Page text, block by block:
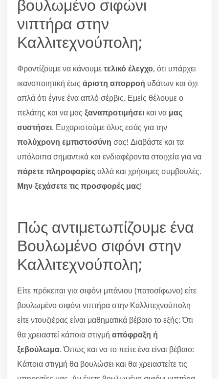
βουλωμένο σιφώνι
νιπτήρα στην
Καλλιτεχνούπολη;
Φροντίζουμε να κάνουμετελικό έλεγχο, ότι υπάρχει
ικανοποιητική έως άριστη απορροή υδάτων και όχι
απλά ότι έγινε ένα απλό σέρβις. Εμείς θέλουμε ο
πελάτης και να μας ξαναπροτιμήσει και να μας
συστήσει. Ευχαριστούμε όλυς εσάς για την
πολύχρονη εμπιστοσύνη σας! Διαβάστε και τα
υπόλοιπα σημαντικά και ενδιαφέροντα στοιχεία για να
πάρετε πληροφορίεςαλλά και χρήσιμες συμβουλές.
Μην ξεχάσετε τις προσφορές μας!
Πώς αντιμετωπίζουμε ένα
Βουλωμένο σιφόνι στην
Καλλιτεχνούπολη;
Είτε πρόκειται για σιφόνι μπάνιου (πατοσίφωνο) είτε
βουλωμένο σιφόνι νιπτήρα στην Καλλιτεχνούπολη
είτε ντουζιέρας είναι μαθηματικά βέβαιο το εξής: Ότι
θα χρειαστεί κάποια στιγμή απόφραξη ή
ξεβούλωμα. Όπως και να το πείτε ένα είναι βέβαιο:
Κάποια στιγμή θα βουλώσει και θα χρειαστείτε τις